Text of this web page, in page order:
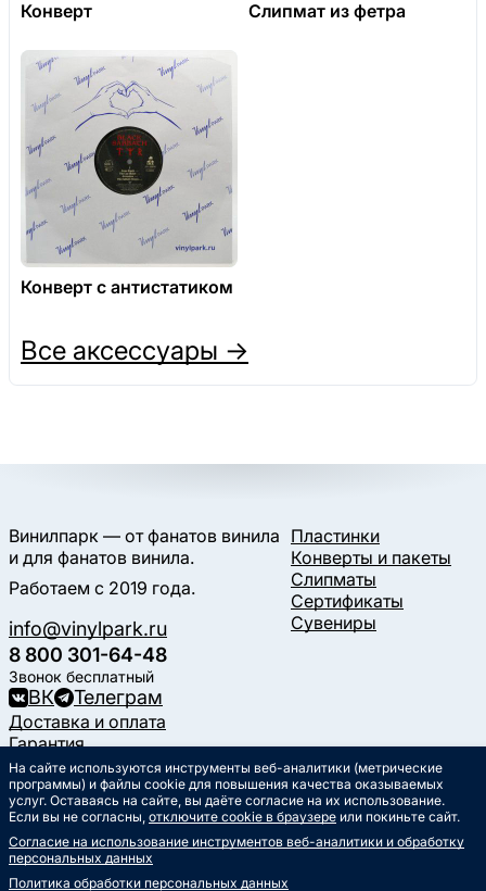
Конверт Слипмат из фетра
Конверт с антистатиком
Все аксессуары →
Винилпарк — от фанатов винила
и для фанатов винила.
Работаем с 2019 года.
info@vinylpark.ru
8 800 301-64-48
Звонок бесплатный
ВК Телеграм
Пластинки
Конверты и пакеты
Слипматы
Сертификаты
Сувениры
Доставка и оплата
Гарантия
Контакты
Статьи
Музыкальный календарь
Публичная оферта
Политика обработки
На сайте используются инструменты веб-аналитики (метрические
программы) и файлы cookie для повышения качества оказываемых
услуг. Оставаясь на сайте, вы даёте согласие на их использование.
Если вы не согласны, отключите cookie в браузере или покиньте сайт.
Согласие на использование инструментов веб-аналитики и обработку
персональных данных
Политика обработки персональных данных